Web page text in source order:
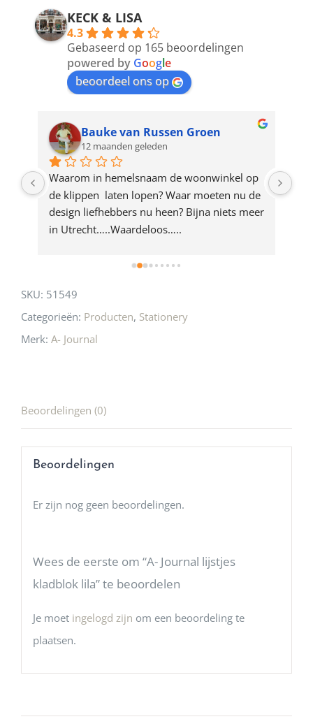
address
product
KECK & LISA
4.3
Gebaseerd op 165 beoordelingen
powered by Google
beoordeel ons op
Bauke van Russen Groen
12 maanden geleden
Waarom in hemelsnaam de woonwinkel op
de klippen  laten lopen? Waar moeten nu de
design liefhebbers nu heen? Bijna niets meer
in Utrecht…..Waardeloos…..
SKU: 51549
Categorieën: Producten, Stationery
Merk: A- Journal
Beoordelingen (0)
Beoordelingen
Er zijn nog geen beoordelingen.
Wees de eerste om “A- Journal lijstjes
kladblok lila” te beoordelen
Je moet ingelogd zijn om een beoordeling te
plaatsen.